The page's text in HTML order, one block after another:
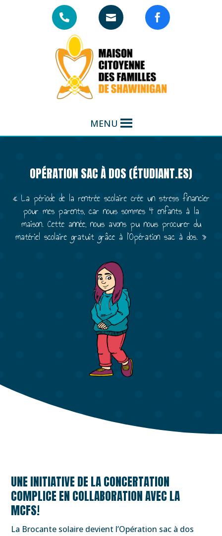
  
MENU
OPÉRATION SAC À DOS (ÉTUDIANT.ES)
« La période de la rentrée scolaire crée un stress financier
pour mes parents, car nous sommes 4 enfants à la
maison. Cette année, nous avons pu nous procurer du
matériel scolaire gratuit grâce à l’Opération sac à dos. »
UNE INITIATIVE DE LA CONCERTATION
COMPLICE EN COLLABORATION AVEC LA
MCFS!
La Brocante solaire devient l’Opération sac à dos